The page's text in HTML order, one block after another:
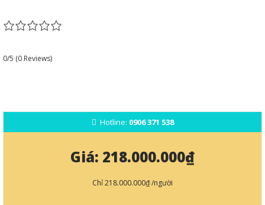
0/5 (0 Reviews)
Hotline: 0906 371 538
Giá: 218.000.000₫
Chỉ218.000.000₫/người